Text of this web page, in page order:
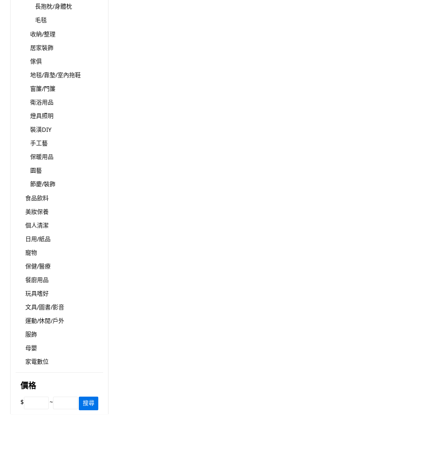
長抱枕/身體枕
毛毯
收納/整理
居家裝飾
傢俱
地毯/靠墊/室內拖鞋
窗簾/門簾
衛浴用品
燈具照明
裝潢DIY
手工藝
保暖用品
園藝
節慶/裝飾
食品飲料
美妝保養
個人清潔
日用/紙品
寵物
保健/醫療
餐廚用品
玩具嗜好
文具/圖書/影音
運動/休閒/戶外
服飾
母嬰
家電數位
價格
$ ~ 搜尋